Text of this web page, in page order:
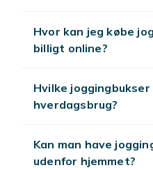
fra oplagte sorte
joggingbukser, der
aktive bukser, så tjek
Og hvis du ikke finder
dag!
Hvor kan jeg købe
billigt online?
Hvilke
hverdagsbrug?
Kan man have
udenfor hjemmet?